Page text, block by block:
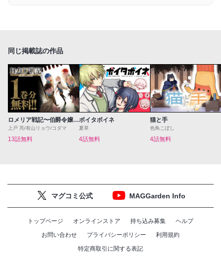
同じ掲載誌の作品
ロメリア戦記〜伯爵令嬢、魔王を倒した後も人類やばそうだから軍隊組織する〜
上戸 亮/有山リョウ/コダマ
13話無料
ボイタボイネ
夏草
4話無料
猫と手
色鳥こぼし
4話無料
マグコミ公式 MAGGarden Info
トップページ オンラインストア 持ち込み募集
ヘルプ
お問い合わせ
プライバシーポリシー
利用規約
特定商取引に関する表記